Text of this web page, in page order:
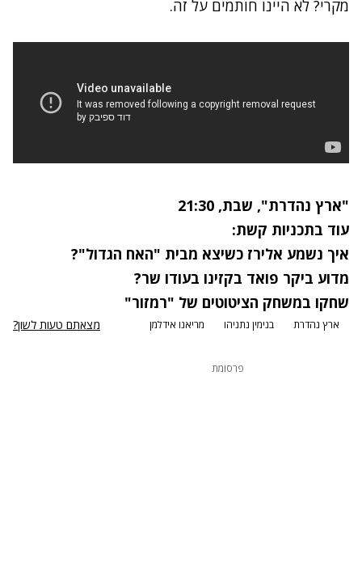
מקרי? לא היינו חותמים על זה.
"ארץ נהדרת", שבת, 21:30
עוד בתכניות קשת:
איך נשמע אלירז כשיצא מבית "האח הגדול"?
מדוע ביקר פואד בקזינו בעודו שר?
שחקו במשחק הציטוטים של "רמזור"
ארץ נהדרת בנימין נתניהו מריאנו אידלמן מצאתם טעות לשון?
פרסומת